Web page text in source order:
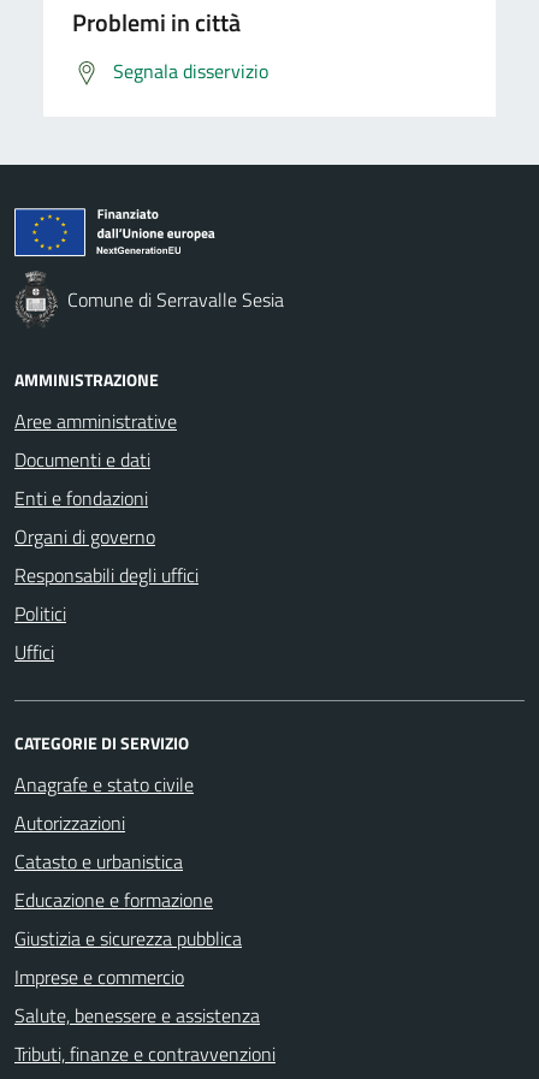
Problemi in città
Segnala disservizio
Comune di Serravalle Sesia
AMMINISTRAZIONE
Aree amministrative
Documenti e dati
Enti e fondazioni
Organi di governo
Responsabili degli uffici
Politici
Uffici
CATEGORIE DI SERVIZIO
Anagrafe e stato civile
Autorizzazioni
Catasto e urbanistica
Educazione e formazione
Giustizia e sicurezza pubblica
Imprese e commercio
Salute, benessere e assistenza
Tributi, finanze e contravvenzioni